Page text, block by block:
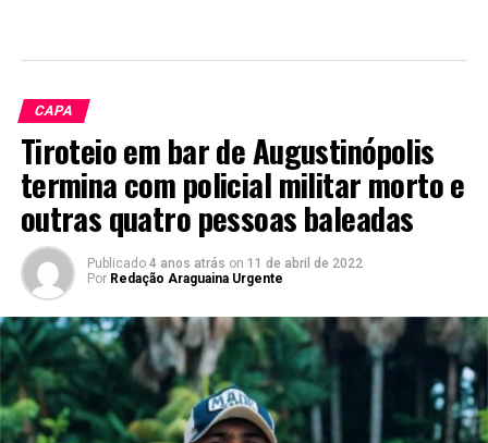
CAPA
Tiroteio em bar de Augustinópolis
termina com policial militar morto e
outras quatro pessoas baleadas
Publicado 4 anos atrás on 11 de abril de 2022
Por Redação Araguaina Urgente